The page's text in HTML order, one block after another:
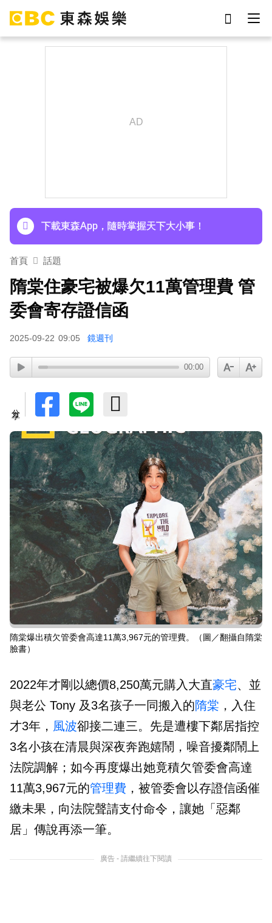
下載東森App，隨時掌握天下大小事！
首頁 話題
隋棠住豪宅被爆欠11萬管理費 管
委會寄存證信函
2025-09-22 09:05 鏡週刊
00:00
隋棠爆出積欠管委會高達11萬3,967元的管理費。（圖／翻攝自隋棠
臉書）
2022年才剛以總價8,250萬元購入大直豪宅、並
與老公 Tony 及3名孩子一同搬入的隋棠 ，入住
才3年， 風波卻接二連三。先是遭樓下鄰居指控
3名小孩在清晨與深夜奔跑嬉鬧，噪音擾鄰鬧上
法院調解；如今再度爆出她竟積欠管委會高達
11萬3,967元的管理費 ，被管委會以存證信函催
繳未果，向法院聲請支付命令，讓她「惡鄰
居」傳說再添一筆。
廣告 - 請繼續往下閱讀